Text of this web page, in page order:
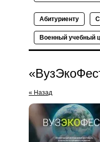
Абитуриенту
Военный учебный
« Назад